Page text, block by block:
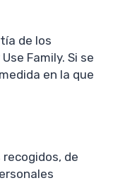
de los
Family. Si se
en la que
de